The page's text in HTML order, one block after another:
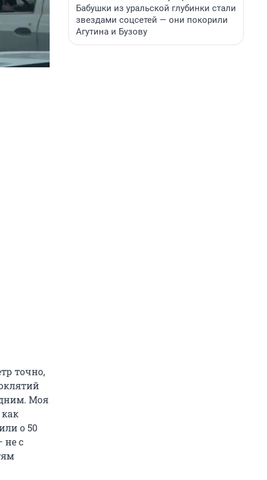
точно,
Моя
о 50
не с
Бабушки из уральской глубинки стали
звездами соцсетей — они покорили
Агутина и Бузову